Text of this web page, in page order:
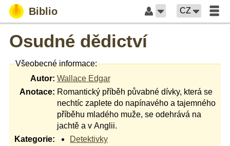
Biblio CZ
Osudné dědictví
Všeobecné informace:
Autor: Wallace Edgar
Anotace: Romantický příběh půvabné dívky, která se
nechtíc zaplete do napínavého a tajemného
příběhu mladého muže, se odehrává na
jachtě a v Anglii.
Kategorie:
Detektivky